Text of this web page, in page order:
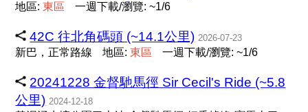
地區:東區 一週下載/瀏覽: ~1/6
42C 往北角碼頭 (~14.1公里) 2026-07-23
新巴，正常路線 地區:東區 一週下載/瀏覽: ~1/6
20241228 金督馳馬徑 Sir Cecil's Ride (~5.8
公里) 2024-12-18